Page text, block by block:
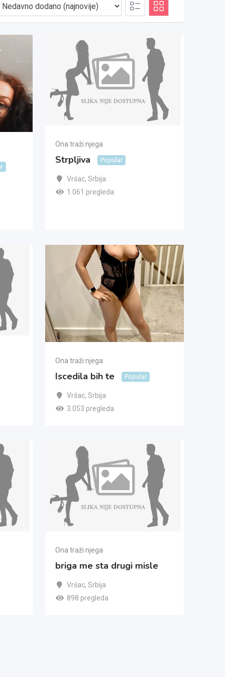
Ona traži njega
Strpljiva Popular
Vršac, Srbija
1.061 pregleda
Ona traži njega
Iscedila bih te Popular
Vršac, Srbija
3.053 pregleda
Ona traži njega
briga me sta drugi misle
Vršac, Srbija
898 pregleda